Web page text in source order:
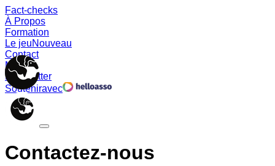
Fact-checks
À Propos
Formation
Le jeuNouveau
Contact
Memes
Newsletter
Souteniravec
Contactez-nous